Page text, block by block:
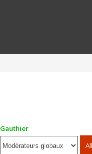
Gauthier